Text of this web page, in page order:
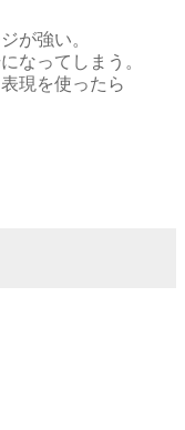
が強い。
なってしまう。
現を使ったら